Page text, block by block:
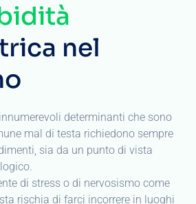
nel
determinanti che sono
mal di testa richiedono sempre
sia da un punto di vista
di stress o di nervosismo come
rischia di farci incorrere in luoghi